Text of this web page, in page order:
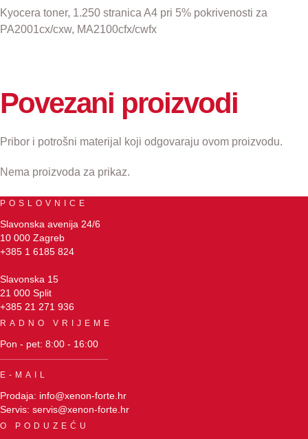
Kyocera toner, 1.250 stranica A4 pri 5% pokrivenosti za
PA2001cx/cxw, MA2100cfx/cwfx
Povezani proizvodi
Pribor i potrošni materijal koji odgovaraju ovom proizvodu.
Nema proizvoda za prikaz.
POSLOVNICE
Slavonska avenija 24/6
10 000 Zagreb
+385 1 6185 824
Slavonska 15
21 000 Split
+385 21 271 936
RADNO VRIJEME
Pon - pet: 8:00 - 16:00
E-MAIL
Prodaja: info@xenon-forte.hr
Servis: servis@xenon-forte.hr
O PODUZEĆU